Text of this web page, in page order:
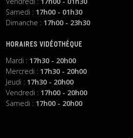
Samedi : 17h00 - 01h30
Dimanche : 17h00 - 23h30
HORAIRES VIDÉOTHÈQUE
Mardi : 17h30 - 20h00
Mercredi : 17h30 - 20h00
Jeudi : 17h30 - 20h00
Vendredi : 17h00 - 20h00
Samedi : 17h00 - 20h00